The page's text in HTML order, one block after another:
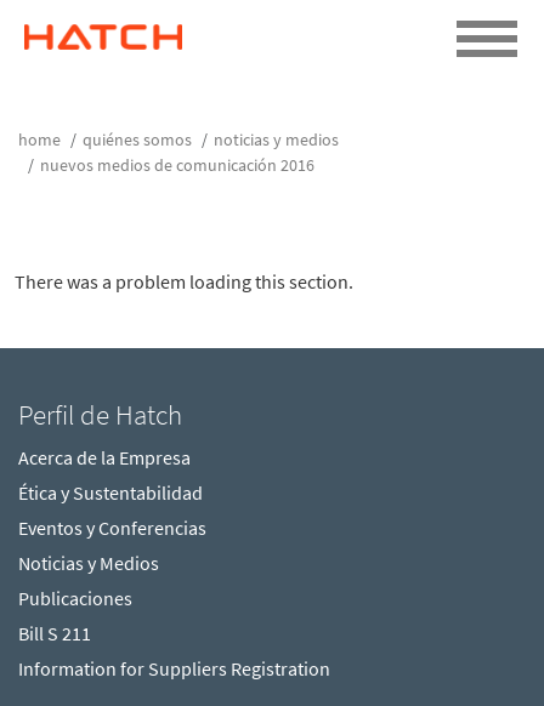
home quiénes somos
noticias y medios
nuevos medios de comunicación 2016
There was a problem loading this section.
Perfil de Hatch
Acerca de la Empresa
Ética y Sustentabilidad
Eventos y Conferencias
Noticias y Medios
Publicaciones
Bill S 211
Information for Suppliers Registration